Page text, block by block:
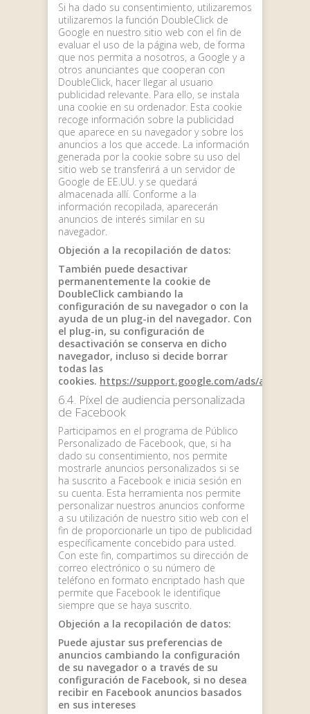
Si ha dado su consentimiento, utilizaremos
utilizaremos la función DoubleClick de
Google en nuestro sitio web con el fin de
evaluar el uso de la página web, de forma
que nos permita a nosotros, a Google y a
otros anunciantes que cooperan con
DoubleClick, hacer llegar al usuario
publicidad relevante. Para ello, se instala
una cookie en su ordenador. Esta cookie
recoge información sobre la publicidad
que aparece en su navegador y sobre los
anuncios a los que accede. La información
generada por la cookie sobre su uso del
sitio web se transferirá a un servidor de
Google de EE.UU. y se quedará
almacenada allí. Conforme a la
información recopilada, aparecerán
anuncios de interés similar en su
navegador.
Objeción a la recopilación de datos:
También puede desactivar
permanentemente la cookie de
DoubleClick cambiando la
configuración de su navegador o con la
ayuda de un plug-in del navegador. Con
el plug-in, su configuración de
desactivación se conserva en dicho
navegador, incluso si decide borrar
todas las
cookies. https://support.google.com/ads/answer/
6.4. Píxel de audiencia personalizada
de Facebook
Participamos en el programa de Público
Personalizado de Facebook, que, si ha
dado su consentimiento, nos permite
mostrarle anuncios personalizados si se
ha suscrito a Facebook e inicia sesión en
su cuenta. Esta herramienta nos permite
personalizar nuestros anuncios conforme
a su utilización de nuestro sitio web con el
fin de proporcionarle un tipo de publicidad
específicamente concebido para usted.
Con este fin, compartimos su dirección de
correo electrónico o su número de
teléfono en formato encriptado hash que
permite que Facebook le identifique
siempre que se haya suscrito.
Objeción a la recopilación de datos:
Puede ajustar sus preferencias de
anuncios cambiando la configuración
de su navegador o a través de su
configuración de Facebook, si no desea
recibir en Facebook anuncios basados
en sus intereses